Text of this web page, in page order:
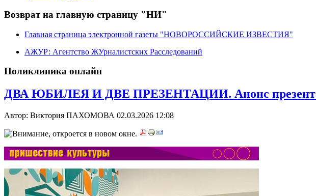
Возврат на главную страницу "НИ"
Главная страница электронной газеты "НОВОРОССИЙСКИЕ ИЗВЕСТИЯ"
АЖУР: Агентство ЖУрналистских Расследований
Поликлиника онлайн
ДВА ЮБИЛЕЯ И ДВЕ ПРЕЗЕНТАЦИИ. Анонс
Автор: Виктория ПАХОМОВА 02.03.2026 12:08